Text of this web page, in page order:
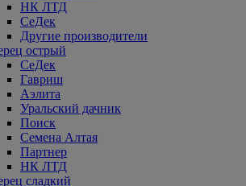
НК ЛТД
СеДек
Другие производители
острый
СеДек
Гавриш
Аэлита
Уральский дачник
Поиск
Семена Алтая
Партнер
НК ЛТД
сладкий